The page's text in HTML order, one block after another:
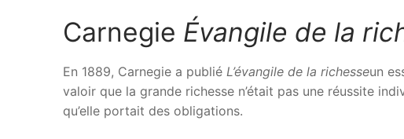
Carnegie Évangile de la
En 1889, Carnegie a publié L’évangile de la richesseun
valoir que la grande richesse n’était pas une réussite
qu’elle portait des obligations.